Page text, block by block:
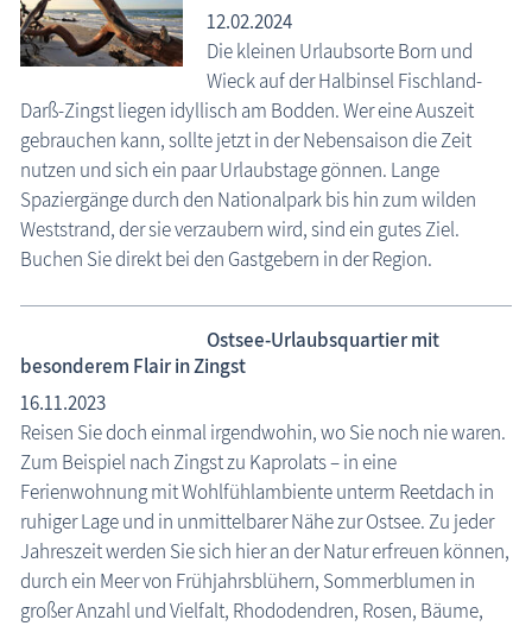
12.02.2024
Die kleinen Urlaubsorte Born und
Wieck auf der Halbinsel Fischland-
Darß-Zingst liegen idyllisch am Bodden. Wer eine Auszeit
gebrauchen kann, sollte jetzt in der Nebensaison die Zeit
nutzen und sich ein paar Urlaubstage gönnen. Lange
Spaziergänge durch den Nationalpark bis hin zum wilden
Weststrand, der sie verzaubern wird, sind ein gutes Ziel.
Buchen Sie direkt bei den Gastgebern in der Region.
Ostsee-Urlaubsquartier mit
besonderem Flair in Zingst
16.11.2023
Reisen Sie doch einmal irgendwohin, wo Sie noch nie waren.
Zum Beispiel nach Zingst zu Kaprolats – in eine
Ferienwohnung mit Wohlfühlambiente unterm Reetdach in
ruhiger Lage und in unmittelbarer Nähe zur Ostsee. Zu jeder
Jahreszeit werden Sie sich hier an der Natur erfreuen können,
durch ein Meer von Frühjahrsblühern, Sommerblumen in
großer Anzahl und Vielfalt, Rhododendren, Rosen, Bäume,